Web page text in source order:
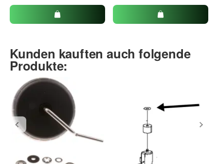
Kunden kauften auch folgende
Produkte: